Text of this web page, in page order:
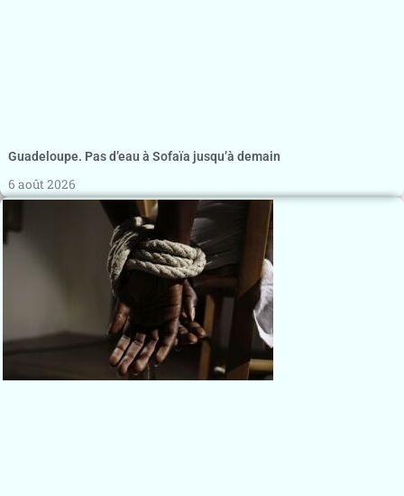
Guadeloupe. Pas d’eau à Sofaïa jusqu’à demain
6 août 2026